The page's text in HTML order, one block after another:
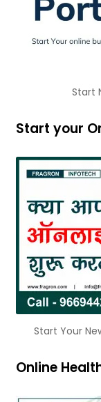
Start
Start your
Start Your
Online